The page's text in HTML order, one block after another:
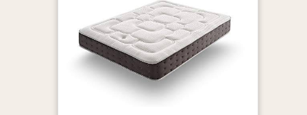
facilitent également sa manipulation.
[EXTRÊMEMENT DURABLE] Conçu pour être
ergonomique, anatomique et anti-statique, ce
matelas bénéficie de traitements anti-acariens,
antibactériens et antifongiques pour préserver
votre santé. Certifié Oeko-Tex, ISO 9001 et CETEM,
il est fabriqué en UE afin de garantir une qualité
irréprochable et une durabilité exceptionnelle.
[GARANTIE ET EXPÉDITION OPTIMISÉES] Livré